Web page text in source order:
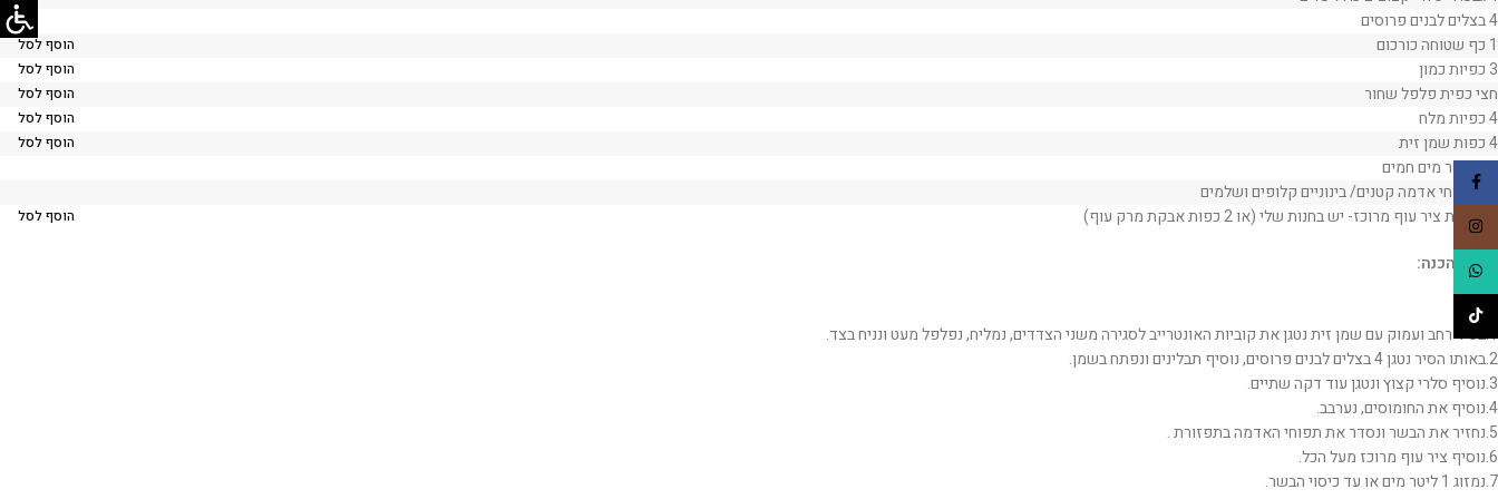
4 בצלים לבנים פרוסים
1 כף שטוחה כורכום
הוסף לסל
3 כפיות כמון הוסף לסל
חצי כפית פלפל שחור הוסף לסל
4 כפיות מלח הוסף לסל
4 כפות שמן זית הוסף לסל
1.2 ליטר מים חמים
הוסף לסל
אופן ההכנה:
1.בסיר רחב ועמוק עם שמן זית נטגן את קוביות האונטרייב לסגירה משני הצדדים, נמליח, נפלפל מעט ונניח בצד.
2.באותו הסיר נטגן 4 בצלים לבנים פרוסים, נוסיף תבלינים ונפתח בשמן.
3.נוסיף סלרי קצוץ ונטגן עוד דקה שתיים.
4.נוסיף את החומוסים, נערבב.
5.נחזיר את הבשר ונסדר את תפוחי האדמה בתפזורת .
6.נוסיף ציר עוף מרוכז מעל הכל.
7.נמזוג 1 ליטר מים או עד כיסוי הבשר.
Instagram
WhatsApp